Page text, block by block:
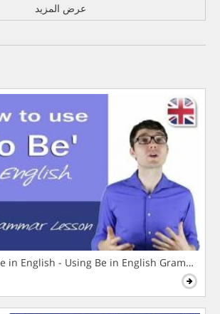
عرض المزيد
in English - Using Be in English Grammar